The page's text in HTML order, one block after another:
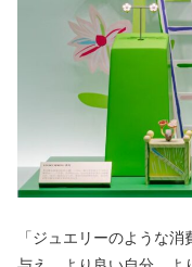
「ジュエリーのような